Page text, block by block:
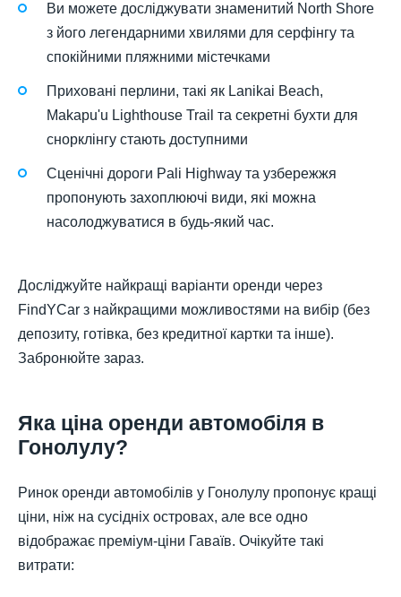
Ви можете досліджувати знаменитий North Shore
з його легендарними хвилями для серфінгу та
спокійними пляжними містечками
Приховані перлини, такі як Lanikai Beach,
Makapu'u Lighthouse Trail та секретні бухти для
снорклінгу стають доступними
Сценічні дороги Pali Highway та узбережжя
пропонують захоплюючі види, які можна
насолоджуватися в будь-який час.
Досліджуйте найкращі варіанти оренди через
FindYCar з найкращими можливостями на вибір (без
депозиту, готівка, без кредитної картки та інше).
Забронюйте зараз.
Яка ціна оренди автомобіля в
Гонолулу?
Ринок оренди автомобілів у Гонолулу пропонує кращі
ціни, ніж на сусідніх островах, але все одно
відображає преміум-ціни Гаваїв. Очікуйте такі
витрати: